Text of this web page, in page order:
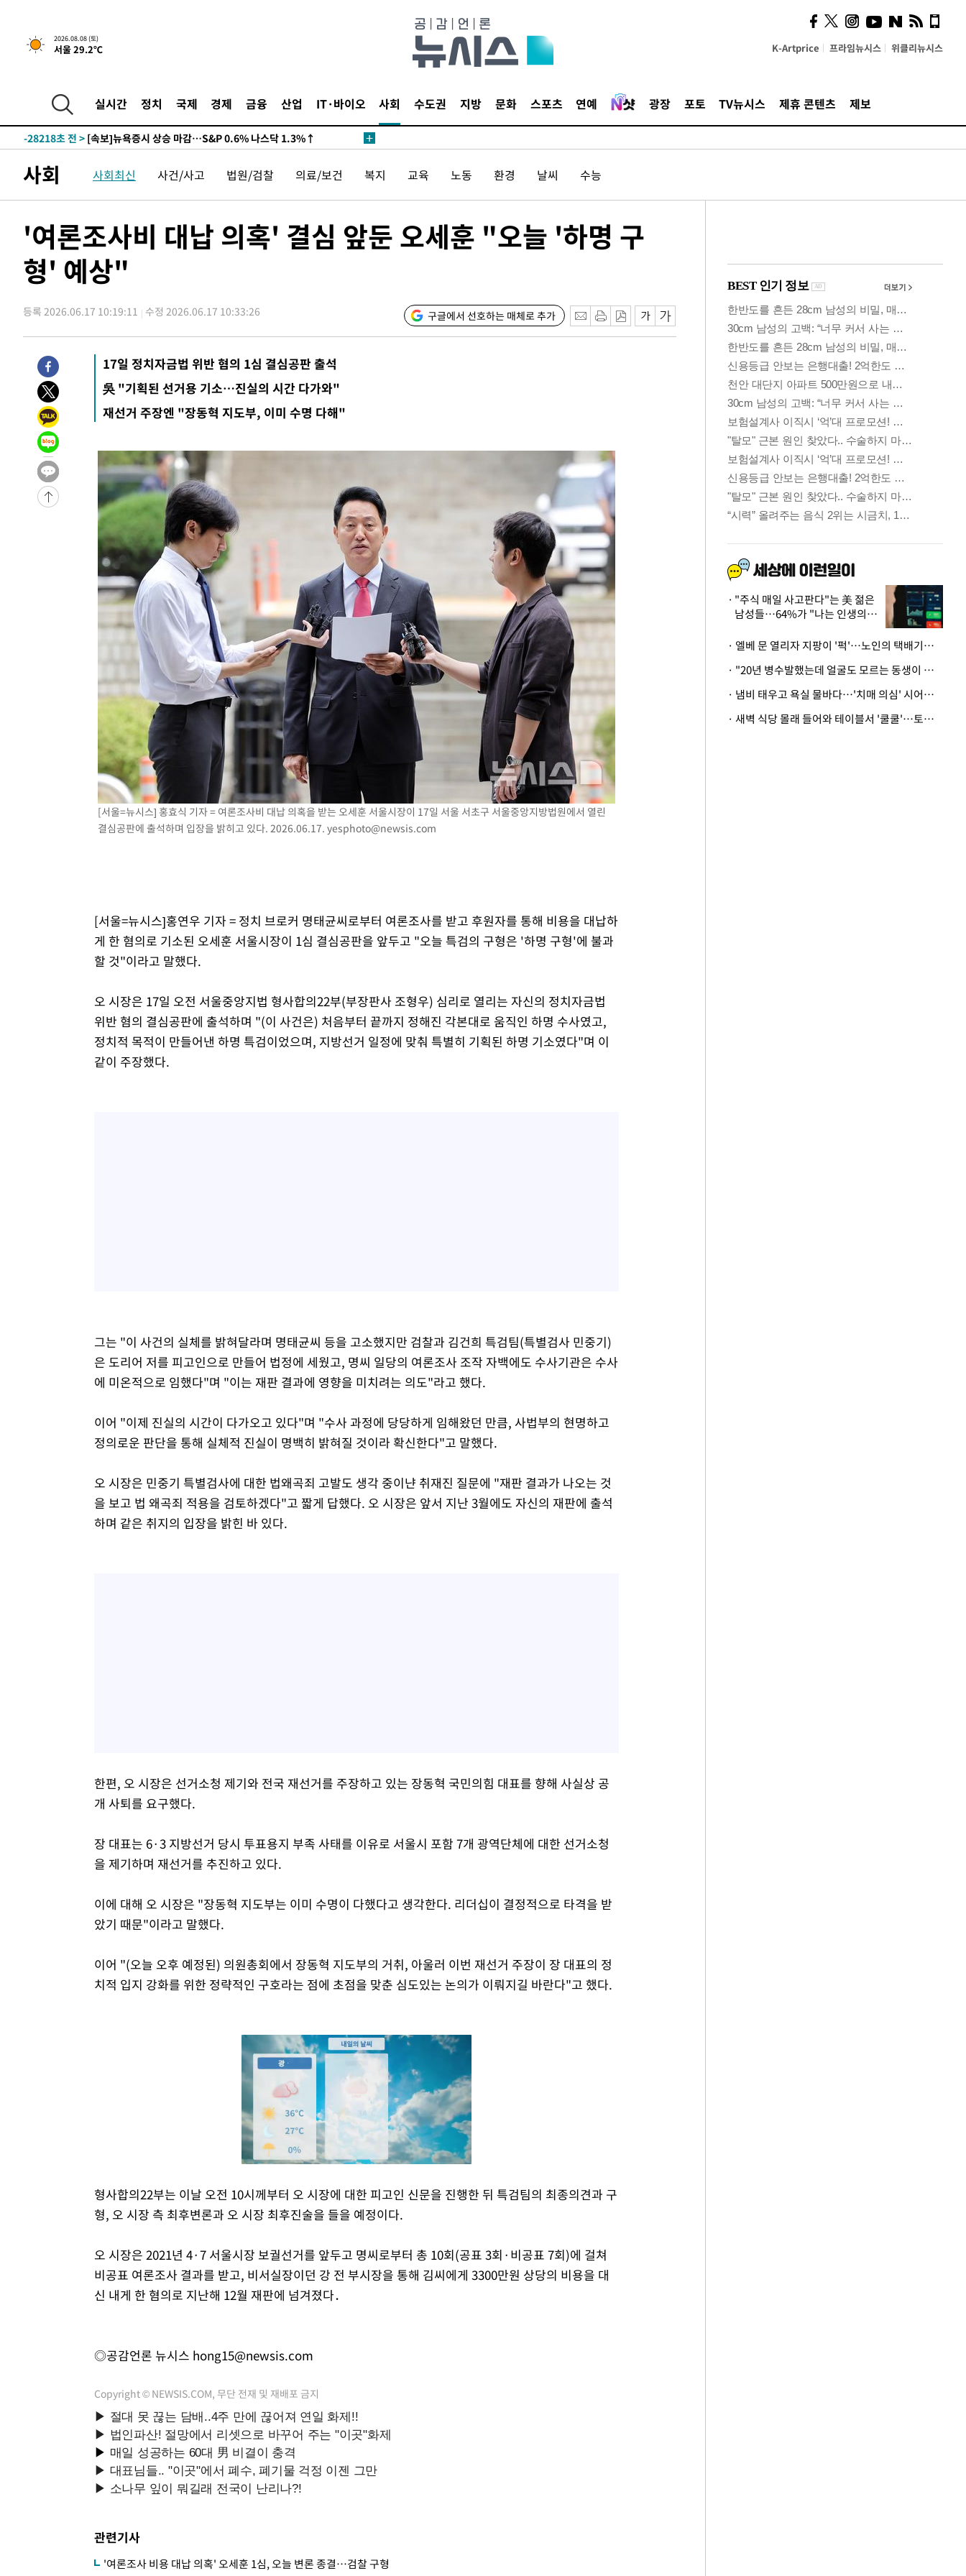
2026.08.08 (토)
서울 29.2℃ K-Artprice 프라임뉴시스 위클리뉴시스
실시간 정치 국제 경제 금융 산업 IT·바이오 사회 수도권 지방 문화 스포츠 연예 광장 포토 TV뉴시스 제휴 콘텐츠 제보
-28218초 전 > [속보]뉴욕증시 상승 마감…S&P 0.6% 나스닥 1.3%↑
사회 사회최신 사건/사고 법원/검찰 의료/보건 복지 교육 노동 환경 날씨 수능
'여론조사비 대납 의혹' 결심 앞둔 오세훈 "오늘 '하명 구
형' 예상"
등록 2026.06.17 10:19:11 수정 2026.06.17 10:33:26 구글에서 선호하는 매체로 추가
17일 정치자금법 위반 혐의 1심 결심공판 출석
吳 "기획된 선거용 기소…진실의 시간 다가와"
재선거 주장엔 "장동혁 지도부, 이미 수명 다해"
[서울=뉴시스] 홍효식 기자 = 여론조사비 대납 의혹을 받는 오세훈 서울시장이 17일 서울 서초구 서울중앙지방법원에서 열린
결심공판에 출석하며 입장을 밝히고 있다. 2026.06.17. yesphoto@newsis.com
[서울=뉴시스]홍연우 기자 = 정치 브로커 명태균씨로부터 여론조사를 받고 후원자를 통해 비용을 대납하
게 한 혐의로 기소된 오세훈 서울시장이 1심 결심공판을 앞두고 "오늘 특검의 구형은 '하명 구형'에 불과
할 것"이라고 말했다.
오 시장은 17일 오전 서울중앙지법 형사합의22부(부장판사 조형우) 심리로 열리는 자신의 정치자금법
위반 혐의 결심공판에 출석하며 "(이 사건은) 처음부터 끝까지 정해진 각본대로 움직인 하명 수사였고,
정치적 목적이 만들어낸 하명 특검이었으며, 지방선거 일정에 맞춰 특별히 기획된 하명 기소였다"며 이
같이 주장했다.
그는 "이 사건의 실체를 밝혀달라며 명태균씨 등을 고소했지만 검찰과 김건희 특검팀(특별검사 민중기)
은 도리어 저를 피고인으로 만들어 법정에 세웠고, 명씨 일당의 여론조사 조작 자백에도 수사기관은 수사
에 미온적으로 임했다"며 "이는 재판 결과에 영향을 미치려는 의도"라고 했다.
이어 "이제 진실의 시간이 다가오고 있다"며 "수사 과정에 당당하게 임해왔던 만큼, 사법부의 현명하고
정의로운 판단을 통해 실체적 진실이 명백히 밝혀질 것이라 확신한다"고 말했다.
오 시장은 민중기 특별검사에 대한 법왜곡죄 고발도 생각 중이냔 취재진 질문에 "재판 결과가 나오는 것
을 보고 법 왜곡죄 적용을 검토하겠다"고 짧게 답했다. 오 시장은 앞서 지난 3월에도 자신의 재판에 출석
하며 같은 취지의 입장을 밝힌 바 있다.
한편, 오 시장은 선거소청 제기와 전국 재선거를 주장하고 있는 장동혁 국민의힘 대표를 향해 사실상 공
개 사퇴를 요구했다.
장 대표는 6·3 지방선거 당시 투표용지 부족 사태를 이유로 서울시 포함 7개 광역단체에 대한 선거소청
을 제기하며 재선거를 추진하고 있다.
이에 대해 오 시장은 "장동혁 지도부는 이미 수명이 다했다고 생각한다. 리더십이 결정적으로 타격을 받
았기 때문"이라고 말했다.
이어 "(오늘 오후 예정된) 의원총회에서 장동혁 지도부의 거취, 아울러 이번 재선거 주장이 장 대표의 정
치적 입지 강화를 위한 정략적인 구호라는 점에 초점을 맞춘 심도있는 논의가 이뤄지길 바란다"고 했다.
형사합의22부는 이날 오전 10시께부터 오 시장에 대한 피고인 신문을 진행한 뒤 특검팀의 최종의견과 구
형, 오 시장 측 최후변론과 오 시장 최후진술을 들을 예정이다.
오 시장은 2021년 4·7 서울시장 보궐선거를 앞두고 명씨로부터 총 10회(공표 3회·비공표 7회)에 걸쳐
비공표 여론조사 결과를 받고, 비서실장이던 강 전 부시장을 통해 김씨에게 3300만원 상당의 비용을 대
신 내게 한 혐의로 지난해 12월 재판에 넘겨졌다．
◎공감언론 뉴시스 hong15@newsis.com
Copyright © NEWSIS.COM, 무단 전재 및 재배포 금지
관련기사
'여론조사 비용 대납 의혹' 오세훈 1심, 오늘 변론 종결…검찰 구형
시, 스마트폰 액세서리에
NFC 더했다
"주식 매일 사고판다"는 美 젊은
남성들…64%가 "나는 인생의
· 엘베 문 열리자 지팡이 '퍽'…노인의 택배기사 폭행 이유
· "20년 병수발했는데 얼굴도 모르는 동생이 유산 절반을"…배다른 형제 상속권 있을까
· 냄비 태우고 욕실 물바다…'치매 의심' 시어머니 검사 권유했다가 '날벼락'
· 새벽 식당 몰래 들어와 테이블서 '쿨쿨'…토사물 남기고 사라진 남성